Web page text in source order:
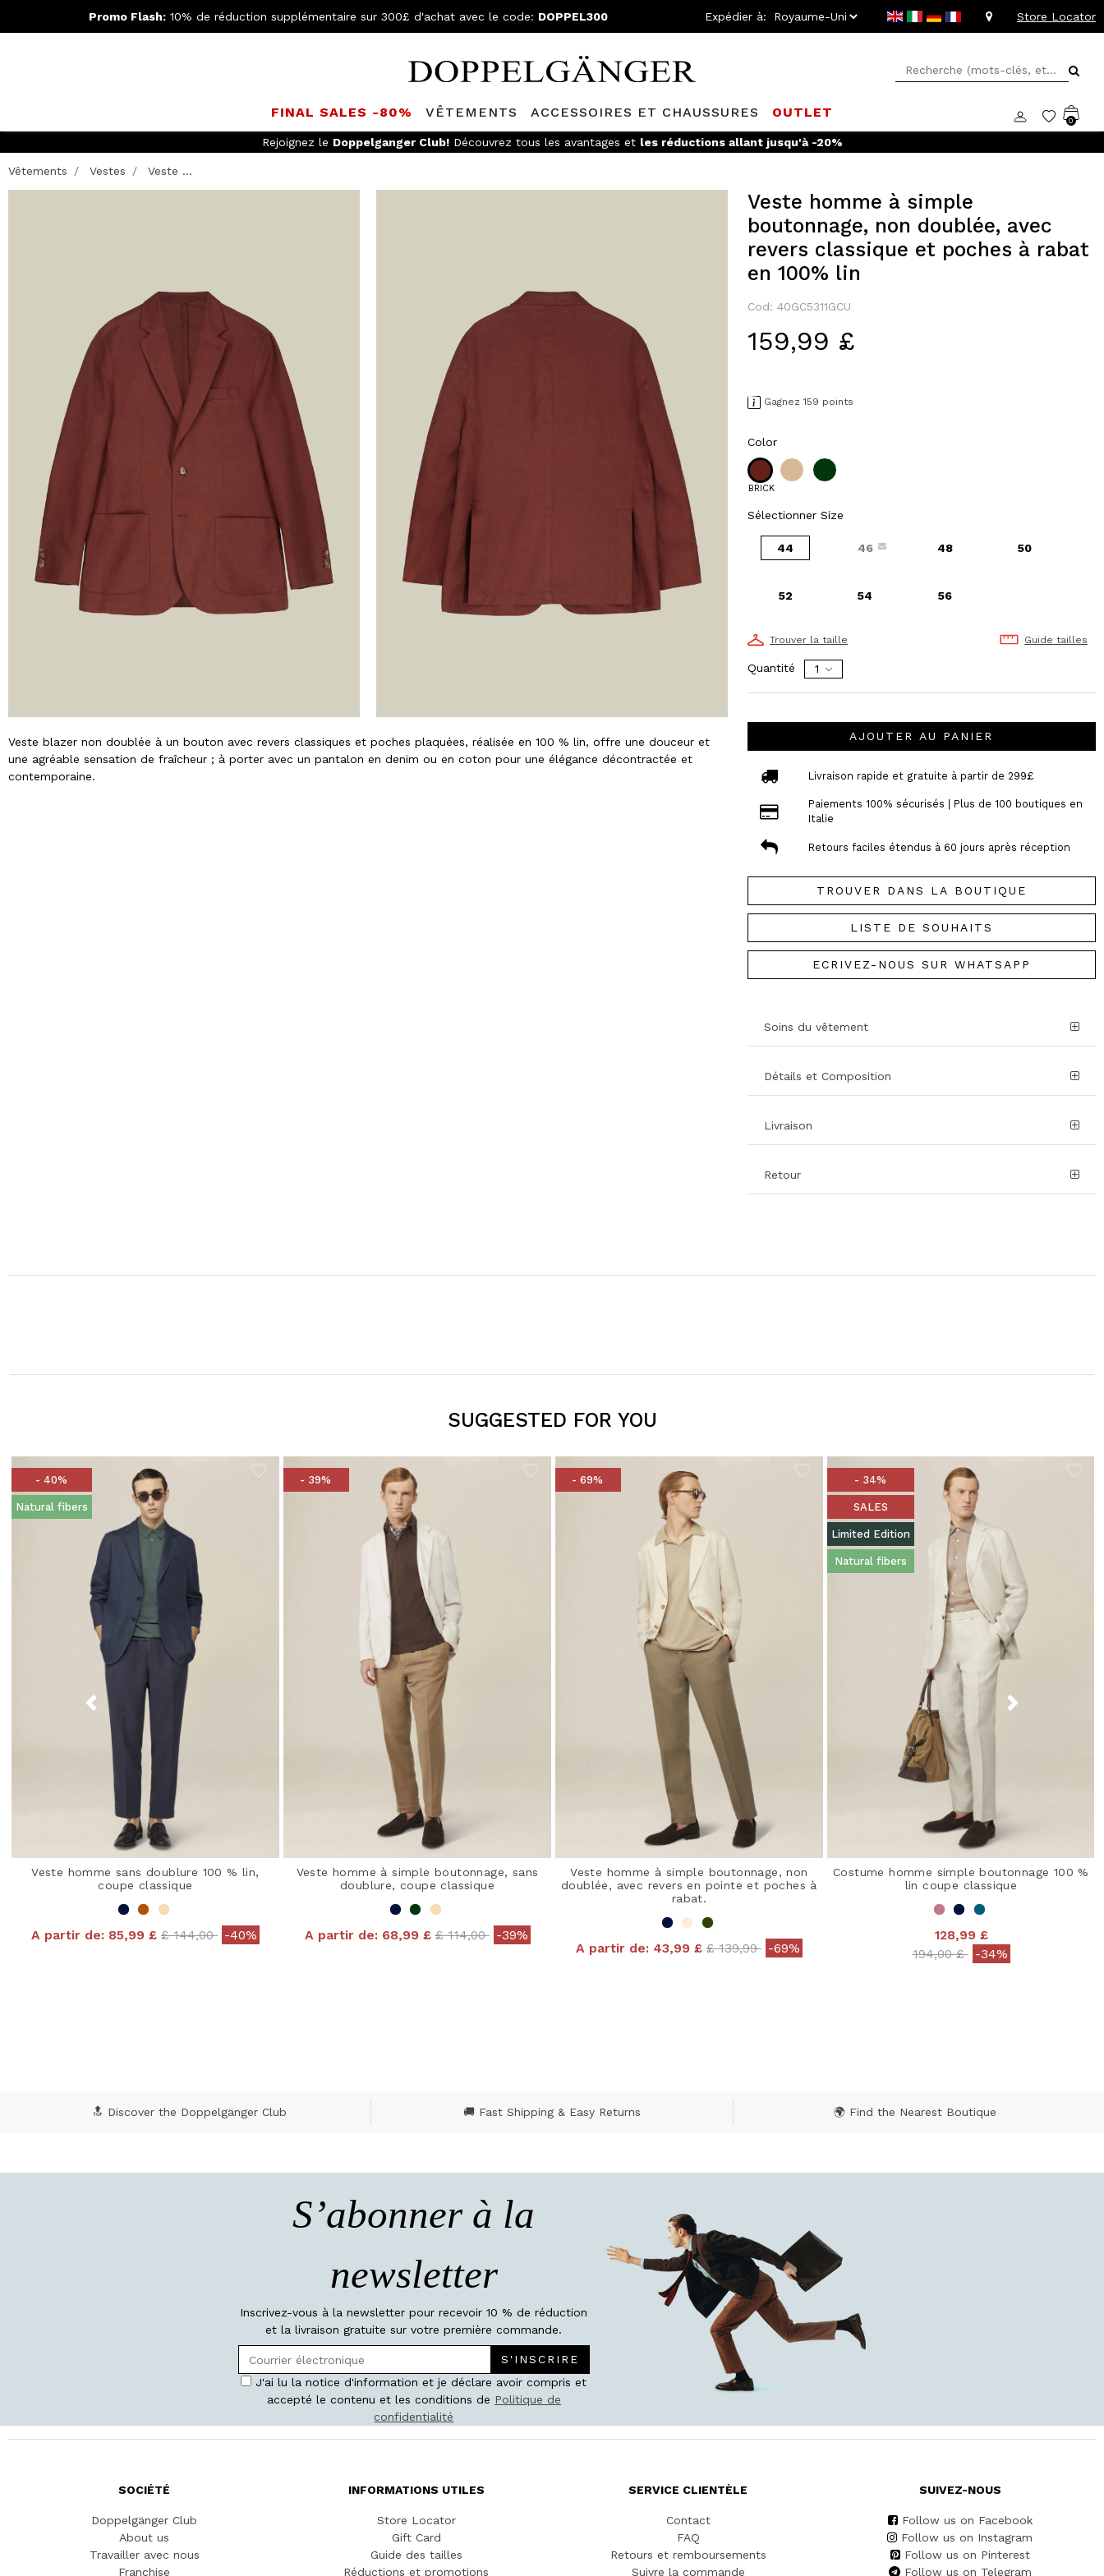
Promo Flash:10% de réduction supplémentaire sur 300£ d'achat avec le code: DOPPEL300 Expédier à: Store Locator
FINAL SALES -80% VÊTEMENTS ACCESSOIRES ET CHAUSSURES OUTLET
0
Rejoignez le Doppelganger Club!Découvrez tous les avantages et les réductions allant jusqu'à -20%
Vêtements Vestes Veste ...
Veste blazer non doublée à un bouton avec revers classiques et poches plaquées, réalisée en 100 % lin, offre une douceur et
une agréable sensation de fraîcheur ; à porter avec un pantalon en denim ou en coton pour une élégance décontractée et
contemporaine.
Veste homme à simple
boutonnage, non doublée, avec
revers classique et poches à rabat
en 100% lin
Cod: 40GC5311GCU
159,99 £
Gagnez 159 points
Color
BRICK
Sélectionner Size
44 46 48 50
52 54 56
Trouver la taille Guide tailles
Quantité
AJOUTER AU PANIER
Livraison rapide et gratuite à partir de 299£
Paiements 100% sécurisés | Plus de 100 boutiques en
Italie
Retours faciles étendus à 60 jours après réception
TROUVER DANS LA BOUTIQUE
LISTE DE SOUHAITS
ECRIVEZ-NOUS SUR WHATSAPP
Soins du vêtement
Détails et Composition
Livraison
Retour
SUGGESTED FOR YOU
- 40%
Natural fibers
Veste homme sans doublure 100 % lin,
coupe classique
A partir de: 85,99 £ Price reduced from
£ 144,00to-40%
- 39%
Veste homme à simple boutonnage, sans
doublure, coupe classique
A partir de: 68,99 £ Price reduced from
£ 114,00to-39%
- 69%
Veste homme à simple boutonnage, non
doublée, avec revers en pointe et poches à
rabat.
A partir de: 43,99 £ Price reduced from
£ 139,99to-69%
- 34%
SALES
Limited Edition
Natural fibers
Costume homme simple boutonnage 100 %
lin coupe classique
128,99 £
Price reduced from
194,00 £to-34%
🔝 Discover the Doppelgänger Club 🚚 Fast Shipping & Easy Returns 🌍 Find the Nearest Boutique
S’abonner à la
newsletter
Inscrivez-vous à la newsletter pour recevoir 10 % de réduction
et la livraison gratuite sur votre première commande.
S'INSCRIRE
J'ai lu la notice d'information et je déclare avoir compris et
accepté le contenu et les conditions de Politique de
confidentialité
SOCIÉTÉ
Doppelgänger Club
About us
Travailler avec nous
Franchise
INFORMATIONS UTILES
Store Locator
Gift Card
Guide des tailles
Réductions et promotions
SERVICE CLIENTÈLE
Contact
FAQ
Retours et remboursements
Suivre la commande
SUIVEZ-NOUS
Follow us on Facebook
Follow us on Instagram
Follow us on Pinterest
Follow us on Telegram